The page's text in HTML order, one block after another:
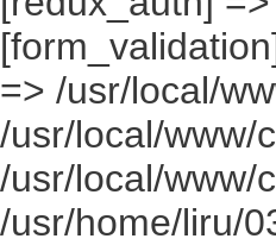
=> /usr/local/
/usr/local/www/
/usr/local/www/
/usr/home/liru/